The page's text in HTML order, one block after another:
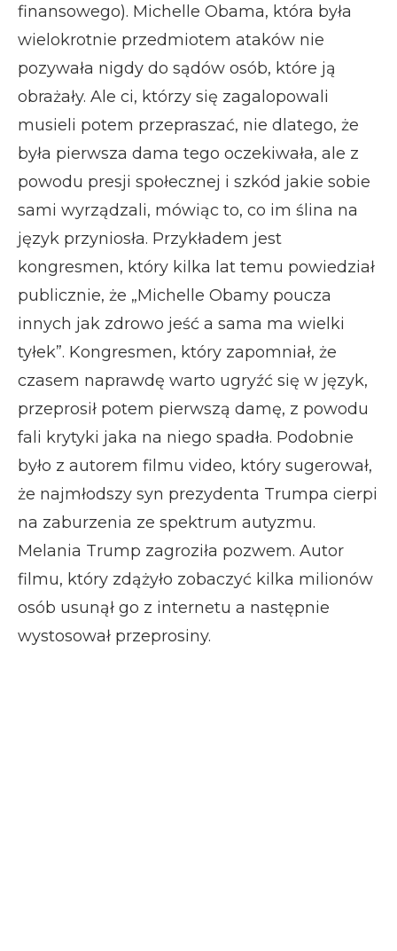
finansowego). Michelle Obama, która była
wielokrotnie przedmiotem ataków nie
pozywała nigdy do sądów osób, które ją
obrażały. Ale ci, którzy się zagalopowali
musieli potem przepraszać, nie dlatego, że
była pierwsza dama tego oczekiwała, ale z
powodu presji społecznej i szkód jakie sobie
sami wyrządzali, mówiąc to, co im ślina na
język przyniosła. Przykładem jest
kongresmen, który kilka lat temu powiedział
publicznie, że „Michelle Obamy poucza
innych jak zdrowo jeść a sama ma wielki
tyłek”. Kongresmen, który zapomniał, że
czasem naprawdę warto ugryźć się w język,
przeprosił potem pierwszą damę, z powodu
fali krytyki jaka na niego spadła. Podobnie
było z autorem filmu video, który sugerował,
że najmłodszy syn prezydenta Trumpa cierpi
na zaburzenia ze spektrum autyzmu.
Melania Trump zagroziła pozwem. Autor
filmu, który zdążyło zobaczyć kilka milionów
osób usunął go z internetu a następnie
wystosował przeprosiny.